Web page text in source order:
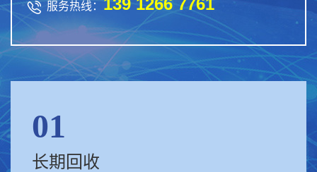
 服务热线：
01
长期回收